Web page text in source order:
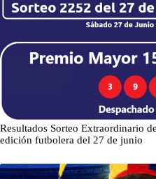
Resultados Sorteo Extraordinario
edición futbolera del 27 de junio